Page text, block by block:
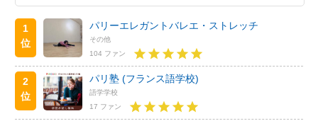
1
位
パリーエレガントバレエ・ストレッチ
その他
104 ファン
2
位
パリ塾 (フランス語学校)
語学学校
17 ファン